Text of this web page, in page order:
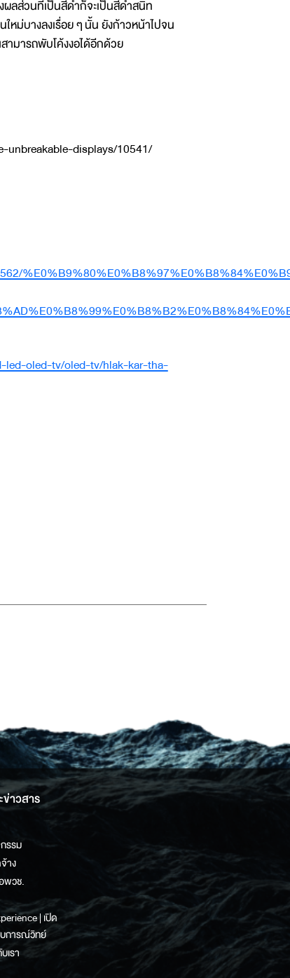
ลส่วนที่เป็นสีดำก็จะเป็นสีดำสนิท
หม่บางลงเรื่อย ๆ นั้น ยังก้าวหน้าไปจน
มารถพับโค้งงอได้อีกด้วย
unbreakable-displays/10541/
led-oled-tv/oled-tv/hlak-kar-tha-
าวสาร
รรม
าง
พวช.
| เปิด
บการณ์วิทย์
เรา